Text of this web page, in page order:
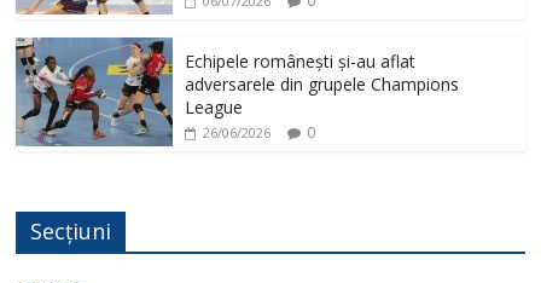
Echipele românești și-au aflat
adversarele din grupele Champions
League
26/06/2026 0
Secțiuni